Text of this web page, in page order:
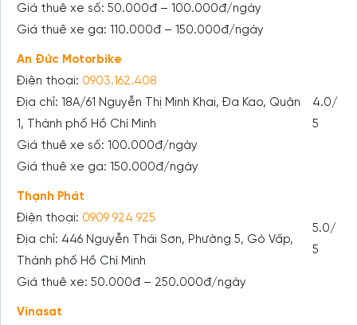
Giá thuê xe số: 50.000đ – 100.000đ/ngày
Giá thuê xe ga: 110.000đ – 150.000đ/ngày
An Đức Motorbike
Điện thoại: 0903.162.408
Địa chỉ: 18A/61 Nguyễn Thị Minh Khai, Đa Kao, Quận
1, Thành phố Hồ Chí Minh
Giá thuê xe số: 100.000đ/ngày
Giá thuê xe ga: 150.000đ/ngày
4.0/
5
Thạnh Phát
Điện thoại: 0909 924 925
Địa chỉ: 446 Nguyễn Thái Sơn, Phường 5, Gò Vấp,
Thành phố Hồ Chí Minh
Giá thuê xe: 50.000đ – 250.000đ/ngày
5.0/
5
Vinasat